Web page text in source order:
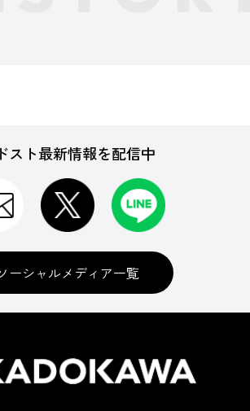
スト最新情報を配信中
ーシャルメディア一覧